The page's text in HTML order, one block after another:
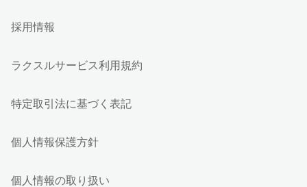
採用情報
ラクスルサービス利用規約
特定取引法に基づく表記
個人情報保護方針
個人情報の取り扱い